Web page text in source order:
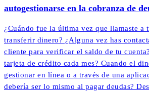
autogestionarse en la cobranza de
¿Cuándo fue la última vez que llamaste a
transferir dinero? ¿Alguna vez has
cliente para verificar el saldo de tu
tarjeta de crédito cada mes? Cuando el
gestionar en línea o a través de una
debería ser lo mismo al pagar deudas?